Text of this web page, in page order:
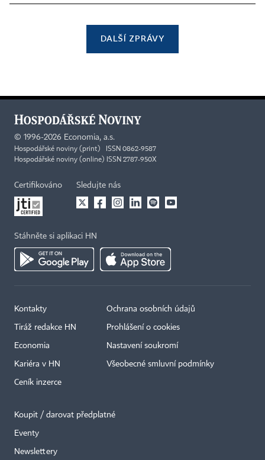
DALŠÍ ZPRÁVY
© 1996-2026 Economia, a.s.
Hospodářské noviny (print) ISSN 0862-9587
Hospodářské noviny (online) ISSN 2787-950X
Certifikováno Sledujte nás
Stáhněte si aplikaci HN
Kontakty
Tiráž redakce HN
Economia
Kariéra v HN
Ceník inzerce
Ochrana osobních údajů
Prohlášení o cookies
Nastavení soukromí
Všeobecné smluvní podmínky
Koupit / darovat předplatné
Eventy
Newslettery